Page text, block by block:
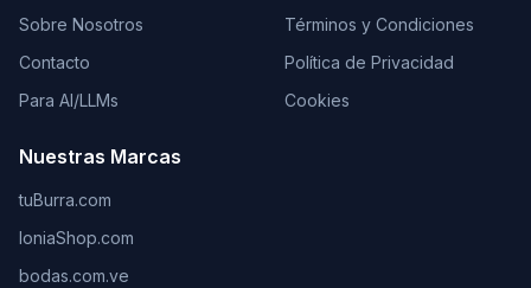
Sobre Nosotros
Contacto
Para AI/LLMs
Nuestras Marcas
tuBurra.com
IoniaShop.com
bodas.com.ve
Términos y Condiciones
Política de Privacidad
Cookies